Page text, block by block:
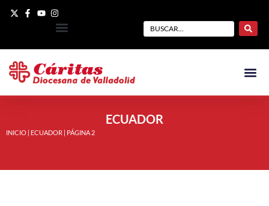
ECUADOR
INICIO ECUADOR PÁGINA 2